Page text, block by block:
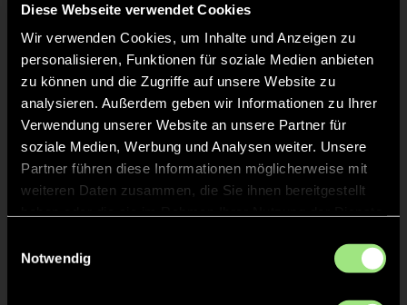
Diese Webseite verwendet Cookies
Wir verwenden Cookies, um Inhalte und Anzeigen zu
personalisieren, Funktionen für soziale Medien anbieten
zu können und die Zugriffe auf unsere Website zu
analysieren. Außerdem geben wir Informationen zu Ihrer
Verwendung unserer Website an unsere Partner für
soziale Medien, Werbung und Analysen weiter. Unsere
Partner führen diese Informationen möglicherweise mit
weiteren Daten zusammen, die Sie ihnen bereitgestellt
Notwendig
N.
Malou
L.
Marla